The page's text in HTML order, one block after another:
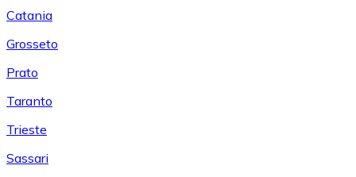
Catania
Grosseto
Prato
Taranto
Trieste
Sassari